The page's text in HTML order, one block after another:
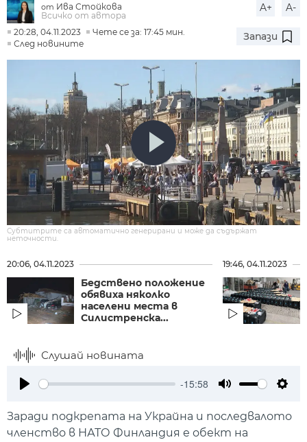
от Ива Стойкова
Всичко от автора
A+ A-
20:28, 04.11.2023
Чете се за: 17:45 мин.
След новините
Запази
Субтитрите са автоматично генерирани и може да съдържат
неточности.
20:06, 04.11.2023
Бедствено положение
обявиха няколко
населени места в
Силистренска...
19:46, 04.11.2023
Слушай новината
-15:58
Заради подкрепата на Украйна и последвалото
членство в НАТО Финландия е обект на